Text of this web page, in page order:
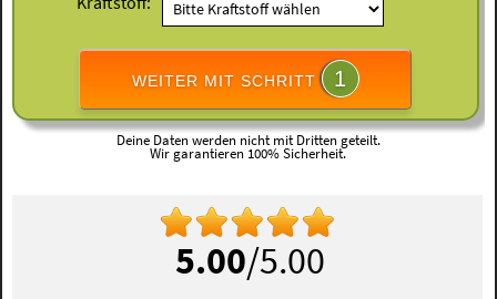
WEITER MIT SCHRITT 1
Deine Daten werden nicht mit Dritten geteilt.
Wir garantieren 100% Sicherheit.
5.00/5.00